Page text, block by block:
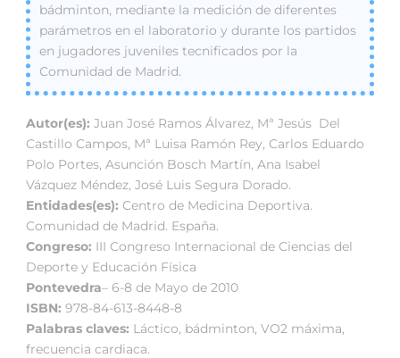
bádminton, mediante la medición de diferentes
parámetros en el laboratorio y durante los partidos
en jugadores juveniles tecnificados por la
Comunidad de Madrid.
Autor(es): Juan José Ramos Álvarez, Mª Jesús Del
Castillo Campos, Mª Luisa Ramón Rey, Carlos Eduardo
Polo Portes, Asunción Bosch Martín, Ana Isabel
Vázquez Méndez, José Luis Segura Dorado.
Entidades(es): Centro de Medicina Deportiva.
Comunidad de Madrid. España.
Congreso: III Congreso Internacional de Ciencias del
Deporte y Educación Física
Pontevedra– 6-8 de Mayo de 2010
ISBN: 978-84-613-8448-8
Palabras claves: Láctico, bádminton, VO2 máxima,
frecuencia cardiaca.